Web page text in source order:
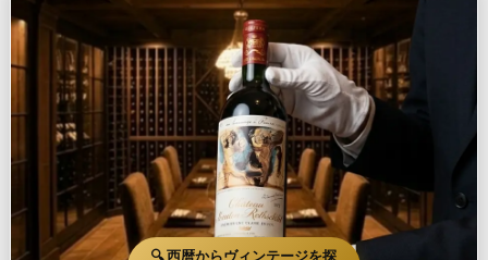
🔍 西暦からヴィンテージを探